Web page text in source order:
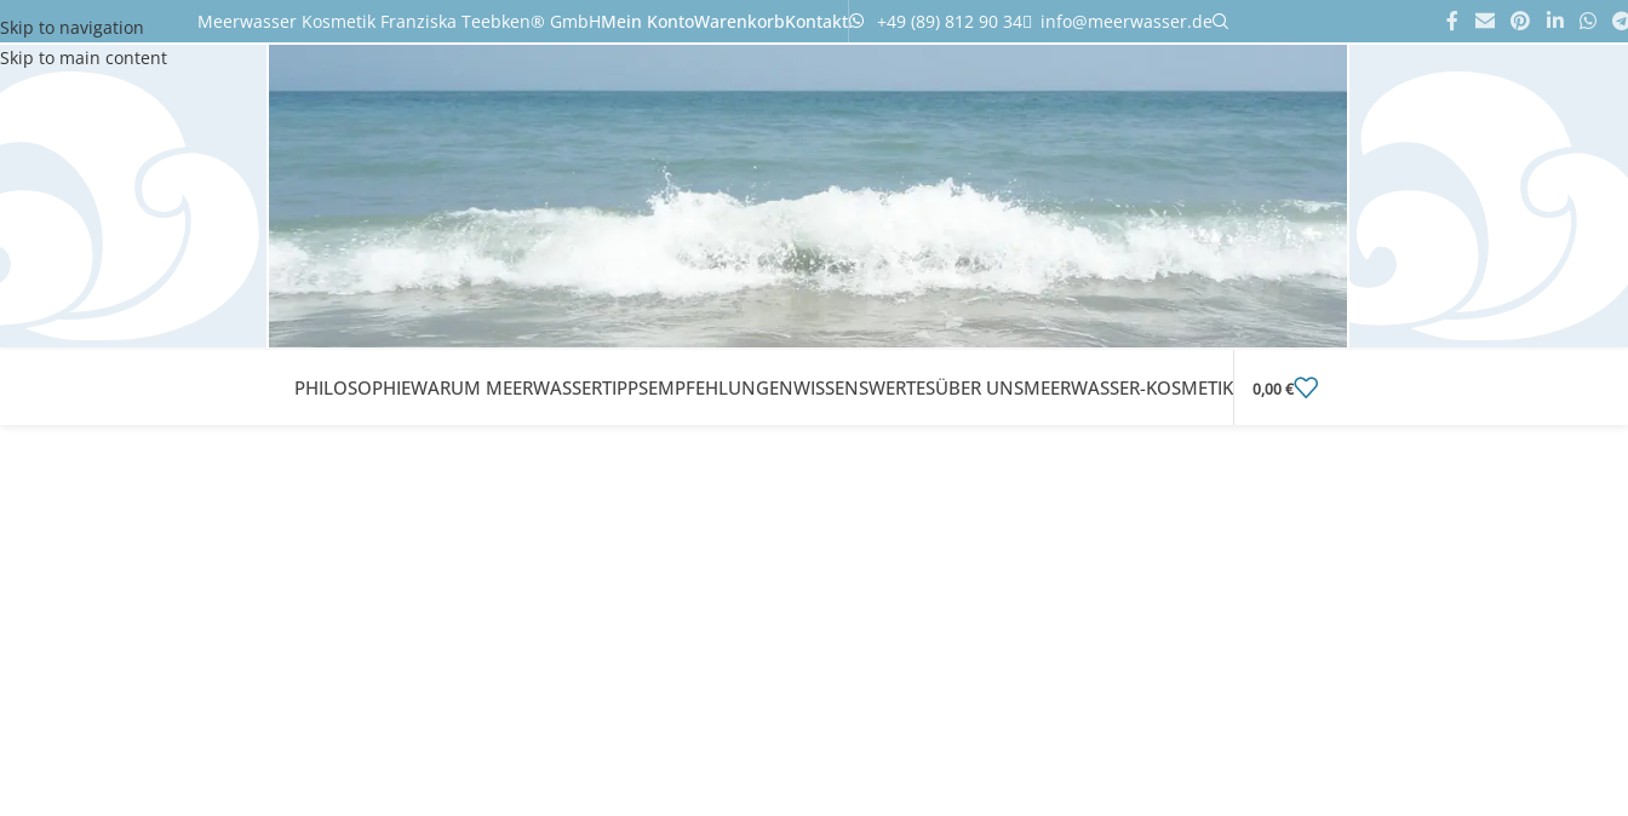
Skip to navigation
Skip to main content
Meerwasser Kosmetik Franziska Teebken® GmbHMein KontoWarenkorbKontakt +49 (89) 812 90 34 info@meerwasser.de
PHILOSOPHIEWARUM MEERWASSERTIPPSEMPFEHLUNGENWISSENSWERTESÜBER UNSMEERWASSER-KOSMETIK 0,00€